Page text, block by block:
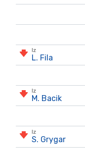
Iz
L. Fila
Iz
M. Bacik
Iz
S. Grygar